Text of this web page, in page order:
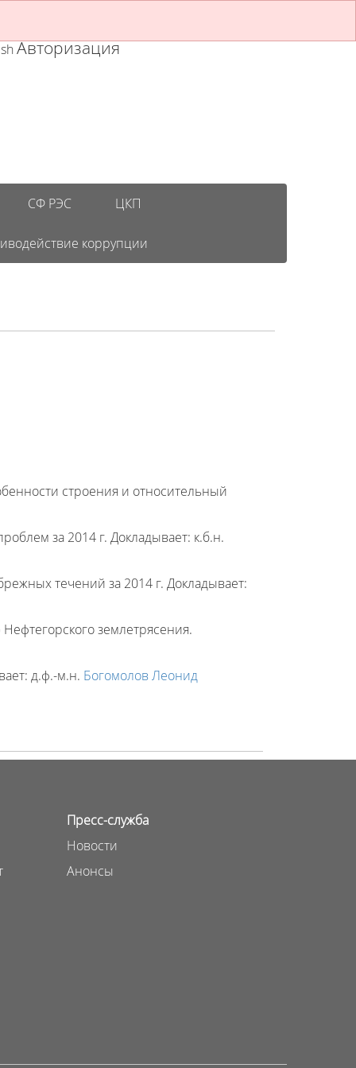
Авторизация
СФ РЭС ЦКП
коррупции
строения и относительный
за 2014 г. Докладывает: к.б.н.
течений за 2014 г. Докладывает:
землетрясения.
д.ф.-м.н. Богомолов Леонид
Пресс-служба
Новости
Анонсы